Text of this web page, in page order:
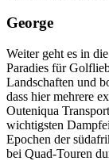
George
Weiter geht es in
Paradies für
Landschaften und
dass hier mehrere
Outeniqua
wichtigsten
Epochen der
bei Quad-Touren